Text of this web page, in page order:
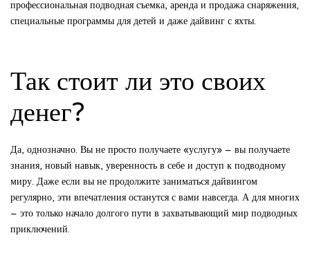
профессиональная подводная съемка, аренда и продажа снаряжения,
специальные программы для детей и даже дайвинг с яхты.
Так стоит ли это своих
денег?
Да, однозначно. Вы не просто получаете «услугу» – вы получаете
знания, новый навык, уверенность в себе и доступ к подводному
миру. Даже если вы не продолжите заниматься дайвингом
регулярно, эти впечатления останутся с вами навсегда. А для многих
– это только начало долгого пути в захватывающий мир подводных
приключений.